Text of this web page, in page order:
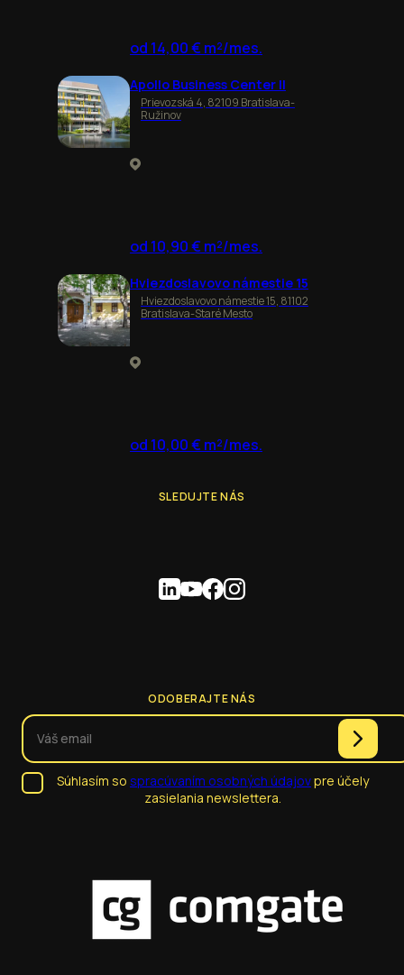
od 14,00 € m²/mes.
Apollo Business Center II
Prievozská 4, 82109 Bratislava-
Ružinov
od 10,90 € m²/mes.
Hviezdoslavovo námestie 15
Hviezdoslavovo námestie 15, 81102
Bratislava-Staré Mesto
od 10,00 € m²/mes.
SLEDUJTE NÁS
ODOBERAJTE NÁS
Súhlasím so spracúvaním osobných údajovpre účely
zasielania newslettera.